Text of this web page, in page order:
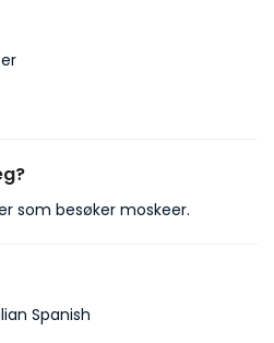
som besøker moskeer.
Spanish